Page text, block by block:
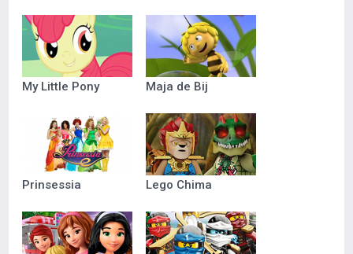
My Little Pony Maja de Bij
Prinsessia Lego Chima